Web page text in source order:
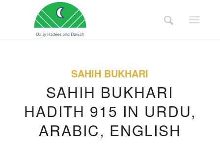
SAHIH BUKHARI
SAHIH BUKHARI
HADITH 915 IN URDU,
ARABIC, ENGLISH